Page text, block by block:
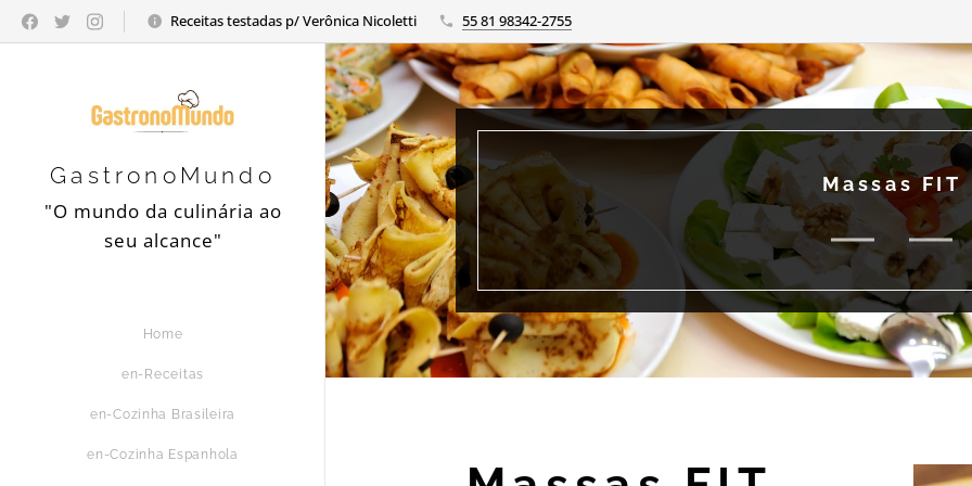
Receitas testadas p/ Verônica Nicoletti 55 81 98342-2755
GastronoMundo
"O mundo da culinária ao
seu alcance"
Home
en-Receitas
en-Cozinha Brasileira
en-Cozinha Espanhola
Massas FIT